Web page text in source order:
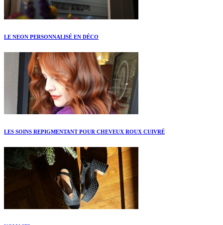
LE NEON PERSONNALISÉ EN DÉCO
LES SOINS REPIGMENTANT POUR CHEVEUX ROUX CUIVRÉ